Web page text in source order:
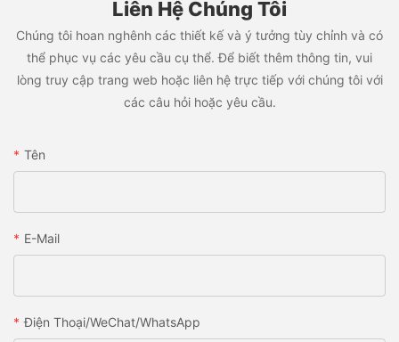
Liên Hệ Chúng Tôi
Chúng tôi hoan nghênh các thiết kế và ý tưởng tùy chỉnh và có
thể phục vụ các yêu cầu cụ thể. Để biết thêm thông tin, vui
lòng truy cập trang web hoặc liên hệ trực tiếp với chúng tôi với
các câu hỏi hoặc yêu cầu.
Tên
E-Mail
Điện Thoại/WeChat/WhatsApp